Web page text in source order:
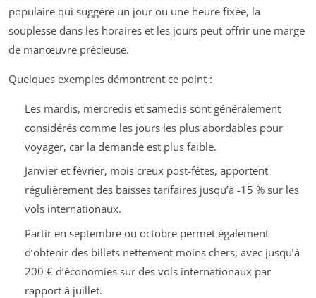
populaire qui suggère un jour ou une heure fixée, la
souplesse dans les horaires et les jours peut offrir une marge
de manœuvre précieuse.
Quelques exemples démontrent ce point :
Les mardis, mercredis et samedis sont généralement
considérés comme les jours les plus abordables pour
voyager, car la demande est plus faible.
Janvier et février, mois creux post-fêtes, apportent
régulièrement des baisses tarifaires jusqu’à -15 % sur les
vols internationaux.
Partir en septembre ou octobre permet également
d’obtenir des billets nettement moins chers, avec jusqu’à
200 € d’économies sur des vols internationaux par
rapport à juillet.